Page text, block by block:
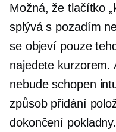
Možná, že tlačítko
splývá s pozadím
se objeví pouze
najedete
nebude schopen
způsob přidání
dokončení